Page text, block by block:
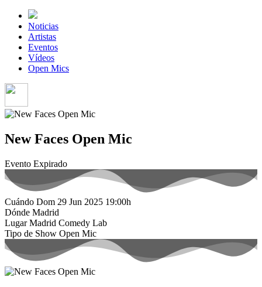
Noticias
Artistas
Eventos
Vídeos
Open Mics
New Faces Open Mic
Evento Expirado
Cuándo Dom 29 Jun 2025 19:00h
Dónde Madrid
LugarMadrid Comedy Lab
Tipo de Show Open Mic